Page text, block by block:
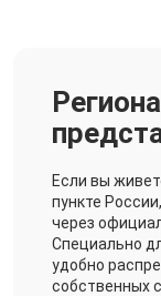
Если вы
пункте
через
Специально
удобно
собственных